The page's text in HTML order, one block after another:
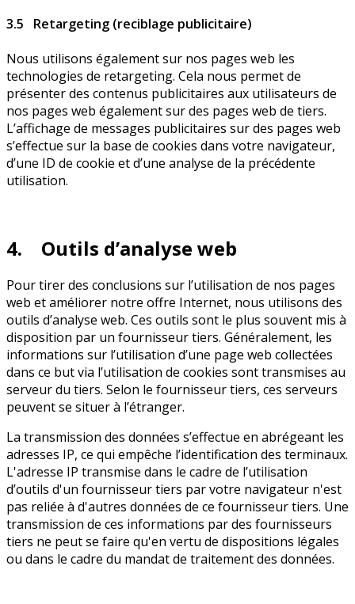
3.5 Retargeting (reciblage publicitaire)
Nous utilisons également sur nos pages web les
technologies de retargeting. Cela nous permet de
présenter des contenus publicitaires aux utilisateurs de
nos pages web également sur des pages web de tiers.
L’affichage de messages publicitaires sur des pages web
s’effectue sur la base de cookies dans votre navigateur,
d’une ID de cookie et d’une analyse de la précédente
utilisation.
4. Outils d’analyse web
Pour tirer des conclusions sur l’utilisation de nos pages
web et améliorer notre offre Internet, nous utilisons des
outils d’analyse web. Ces outils sont le plus souvent mis à
disposition par un fournisseur tiers. Généralement, les
informations sur l’utilisation d’une page web collectées
dans ce but via l’utilisation de cookies sont transmises au
serveur du tiers. Selon le fournisseur tiers, ces serveurs
peuvent se situer à l’étranger.
La transmission des données s’effectue en abrégeant les
adresses IP, ce qui empêche l’identification des terminaux.
L'adresse IP transmise dans le cadre de l’utilisation
d’outils d'un fournisseur tiers par votre navigateur n'est
pas reliée à d'autres données de ce fournisseur tiers. Une
transmission de ces informations par des fournisseurs
tiers ne peut se faire qu'en vertu de dispositions légales
ou dans le cadre du mandat de traitement des données.